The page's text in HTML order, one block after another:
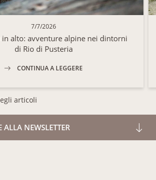
7/7/2026
in alto: avventure alpine nei dintorni
di Rio di Pusteria
CONTINUA A LEGGERE
articoli
ALLA NEWSLETTER